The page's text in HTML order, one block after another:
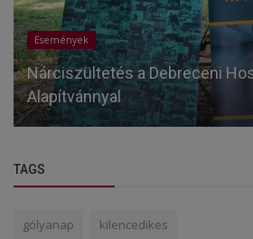
Események
Nárciszültetés a Debreceni
Alapítvánnyal
TAGS
gólyanap kilencedikes